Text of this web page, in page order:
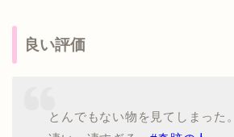
良い評価
とんでもない物を見てしまった。